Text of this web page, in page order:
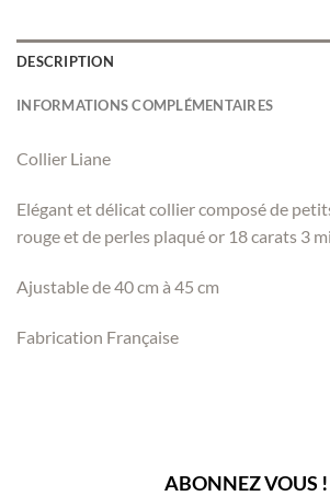
DESCRIPTION
INFORMATIONS COMPLÉMENTAIRES
Collier Liane
Elégant et délicat collier composé de
rouge et de perles plaqué or 18 carats 3
Ajustable de 40 cm à 45 cm
Fabrication Française
ABONNEZ VOUS !